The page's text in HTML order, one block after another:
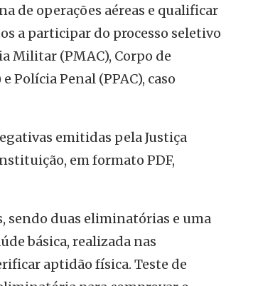
de operações aéreas e qualificar
a participar do processo seletivo
Militar (PMAC), Corpo de
Polícia Penal (PPAC), caso
emitidas pela Justiça
em formato PDF,
sendo duas eliminatórias e uma
básica, realizada nas
aptidão física. Teste de